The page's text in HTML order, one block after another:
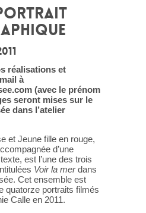
réalisations et
à
(avec le prénom
seront mises sur le
dans l’atelier
et Jeune fille en rouge,
d’une
est l’une des trois
Voir la merdans
Cet ensemble est
quatorze portraits filmés
Calle en 2011.